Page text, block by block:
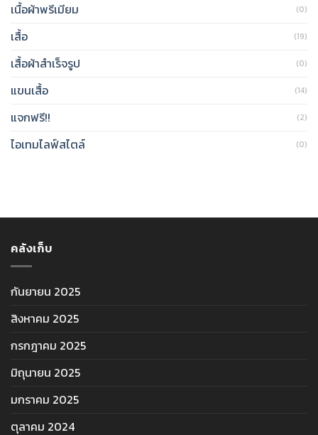
เนื้อผ้าพรีเมียม (0)
เสื้อ (19)
เสื้อผ้าสำเร็จรูป (0)
แขนเสื้อ (14)
แจกฟรี!! (2)
ไอเทมไลฟ์สไตล์ (0)
คลังเก็บ
กันยายน 2025
สิงหาคม 2025
กรกฎาคม 2025
มิถุนายน 2025
มกราคม 2025
ตุลาคม 2024